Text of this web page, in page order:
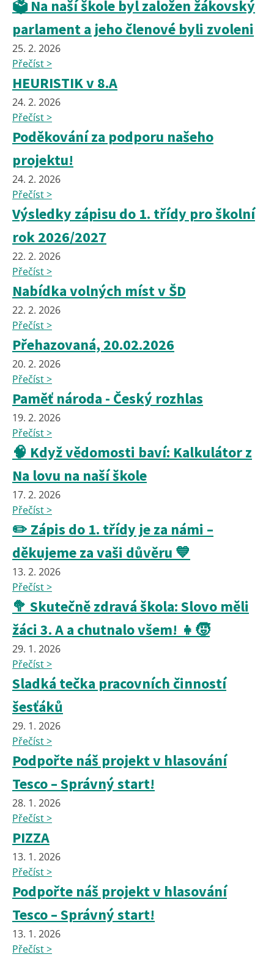
🗳️ Na naší škole byl založen žákovský
parlament a jeho členové byli zvoleni
25. 2. 2026
Přečíst >
HEURISTIK v 8.A
24. 2. 2026
Přečíst >
Poděkování za podporu našeho
projektu!
24. 2. 2026
Přečíst >
Výsledky zápisu do 1. třídy pro školní
rok 2026/2027
22. 2. 2026
Přečíst >
Nabídka volných míst v ŠD
22. 2. 2026
Přečíst >
Přehazovaná, 20.02.2026
20. 2. 2026
Přečíst >
Paměť národa - Český rozhlas
19. 2. 2026
Přečíst >
🧠 Když vědomosti baví: Kalkulátor z
Na lovu na naší škole
17. 2. 2026
Přečíst >
✏️ Zápis do 1. třídy je za námi –
děkujeme za vaši důvěru 💙
13. 2. 2026
Přečíst >
🥦 Skutečně zdravá škola: Slovo měli
žáci 3. A a chutnalo všem! 👧🧒
29. 1. 2026
Přečíst >
Sladká tečka pracovních činností
šesťáků
29. 1. 2026
Přečíst >
Podpořte náš projekt v hlasování
Tesco – Správný start!
28. 1. 2026
Přečíst >
PIZZA
13. 1. 2026
Přečíst >
Podpořte náš projekt v hlasování
Tesco – Správný start!
13. 1. 2026
Přečíst >